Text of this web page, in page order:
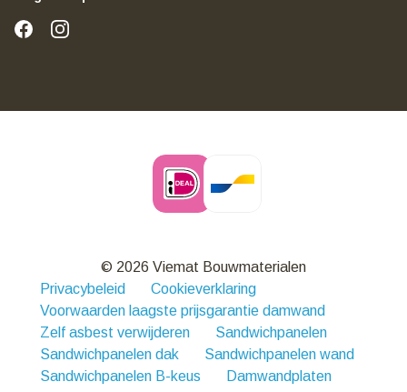
© 2026 Viemat Bouwmaterialen
Privacybeleid
Cookieverklaring
Voorwaarden laagste prijsgarantie damwand
Zelf asbest verwijderen
Sandwichpanelen
Sandwichpanelen dak
Sandwichpanelen wand
Sandwichpanelen B-keus
Damwandplaten